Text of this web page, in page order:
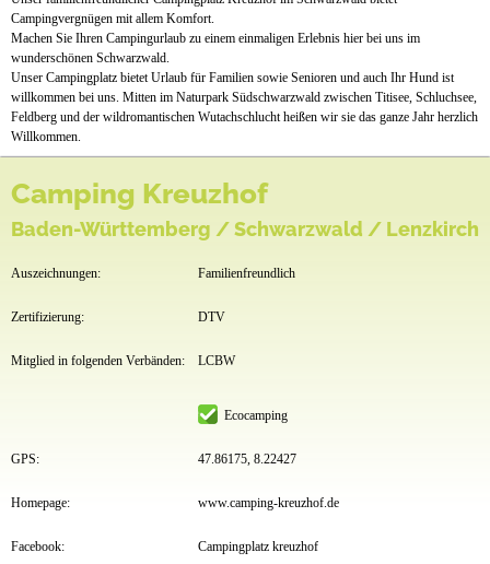
Campingvergnügen mit allem Komfort.
Machen Sie Ihren Campingurlaub zu einem einmaligen Erlebnis hier bei uns im
wunderschönen Schwarzwald.
Unser Campingplatz bietet Urlaub für Familien sowie Senioren und auch Ihr Hund ist
willkommen bei uns. Mitten im Naturpark Südschwarzwald zwischen Titisee, Schluchsee,
Feldberg und der wildromantischen Wutachschlucht heißen wir sie das ganze Jahr herzlich
Willkommen.
Camping Kreuzhof
Baden-Württemberg / Schwarzwald / Lenzkirch
Auszeichnungen: Familienfreundlich
Zertifizierung: DTV
Mitglied in folgenden Verbänden: LCBW
Ecocamping
GPS: 47.86175, 8.22427
Homepage: www.camping-kreuzhof.de
Facebook: Campingplatz kreuzhof